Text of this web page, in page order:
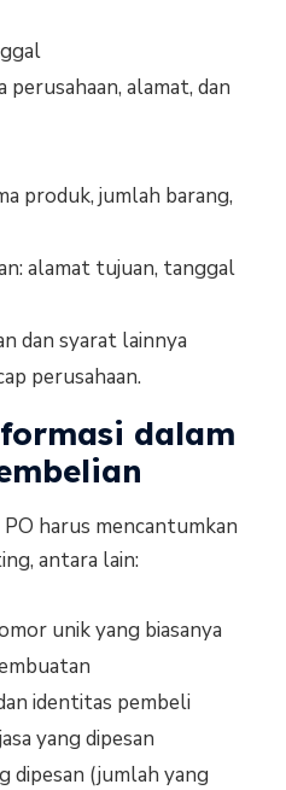
perusahaan, alamat, dan
produk, jumlah barang,
alamat tujuan, tanggal
dan syarat lainnya
perusahaan.
dalam
harus mencantumkan
antara lain:
unik yang biasanya
identitas pembeli
yang dipesan
dipesan (jumlah yang